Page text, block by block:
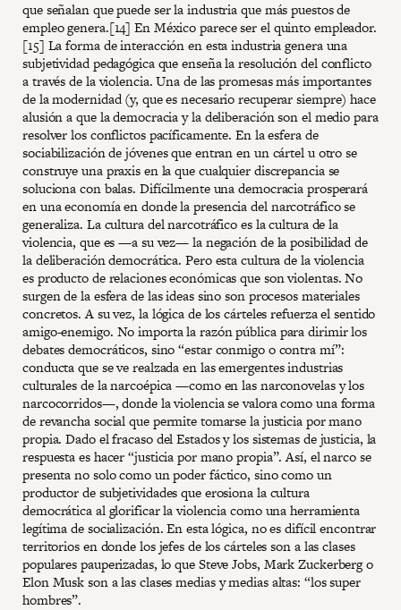
que señalan que puede ser la industria que más puestos de
empleo genera.[14] En México parece ser el quinto empleador.
[15] La forma de interacción en esta industria genera una
subjetividad pedagógica que enseña la resolución del conflicto
a través de la violencia. Una de las promesas más importantes
de la modernidad (y, que es necesario recuperar siempre) hace
alusión a que la democracia y la deliberación son el medio para
resolver los conflictos pacíficamente. En la esfera de
sociabilización de jóvenes que entran en un cártel u otro se
construye una praxis en la que cualquier discrepancia se
soluciona con balas. Difícilmente una democracia prosperará
en una economía en donde la presencia del narcotráfico se
generaliza. La cultura del narcotráfico es la cultura de la
violencia, que es —a su vez— la negación de la posibilidad de
la deliberación democrática. Pero esta cultura de la violencia
es producto de relaciones económicas que son violentas. No
surgen de la esfera de las ideas sino son procesos materiales
concretos. A su vez, la lógica de los cárteles refuerza el sentido
amigo-enemigo. No importa la razón pública para dirimir los
debates democráticos, sino “estar conmigo o contra mí”:
conducta que se ve realzada en las emergentes industrias
culturales de la narcoépica —como en las narconovelas y los
narcocorridos—, donde la violencia se valora como una forma
de revancha social que permite tomarse la justicia por mano
propia. Dado el fracaso del Estados y los sistemas de justicia, la
respuesta es hacer “justicia por mano propia”. Así, el narco se
presenta no solo como un poder fáctico, sino como un
productor de subjetividades que erosiona la cultura
democrática al glorificar la violencia como una herramienta
legítima de socialización. En esta lógica, no es difícil encontrar
territorios en donde los jefes de los cárteles son a las clases
populares pauperizadas, lo que Steve Jobs, Mark Zuckerberg o
Elon Musk son a las clases medias y medias altas: “los super
hombres”.